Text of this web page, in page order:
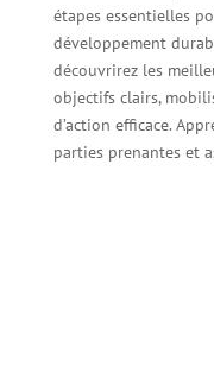
étapes essentielles
développement
découvrirez les
objectifs clairs,
d’action efficace.
parties prenantes et